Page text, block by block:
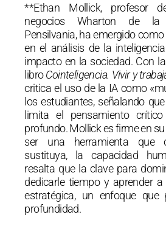
**Ethan Mollick, profesor
negocios Wharton de la
Pensilvania, ha emergido
en el análisis de la
impacto en la sociedad. Con
libroCointeligencia. Vivir y
critica el uso de la IA como
los estudiantes, señalando
limita el pensamiento
profundo. Mollick es firme en
ser una herramienta que
sustituya, la capacidad
resalta que la clave para
dedicarle tiempo y aprender
estratégica, un enfoque que
profundidad.